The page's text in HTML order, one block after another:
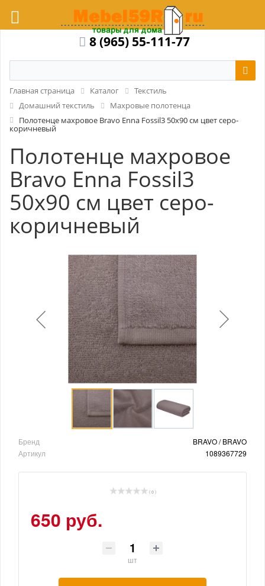
8 (965) 55-111-77
Главная страница Каталог
Текстиль
Домашний текстиль
Махровые полотенца
Полотенце махровое Bravo Enna Fossil3 50x90 см цвет серо-
коричневый
Полотенце махровое
Bravo Enna Fossil3
50x90 см цвет серо-
коричневый
Бренд
BRAVO / BRAVO
Артикул
1089367729
( 0 )
650 руб.
шт